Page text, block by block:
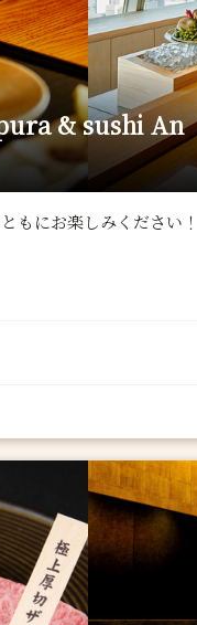
& sushi An
もにお楽しみください！